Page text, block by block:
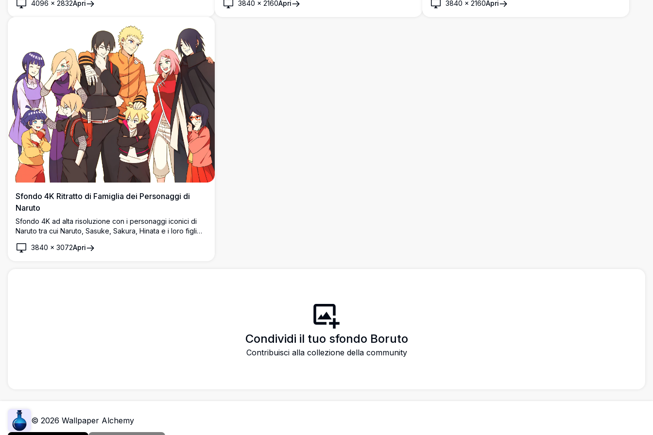
anime dettagliata, tetti colorati e rigogliosa vegetazione.
4096 × 2832Apri 3840 ×2160Apri 3840 × 2160Apri
Sfondo 4K Ritratto di Famiglia dei Personaggi di
Naruto
Sfondo 4K ad alta risoluzione con i personaggi iconici di
Naruto tra cui Naruto, Sasuke, Sakura, Hinata e i loro figli
mette in mostra la prossima generazione dei migliori shinobi
3840 × 3072Apri
Condividi il tuo sfondo Boruto
Contribuisci alla collezione della community
© 2026 Wallpaper Alchemy